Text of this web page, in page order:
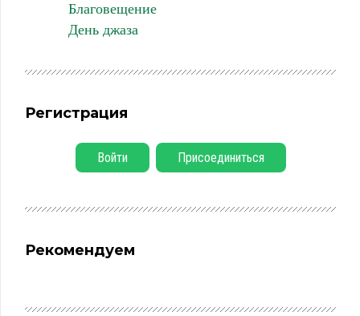
Благовещение
День джаза
Регистрация
Войти Присоединиться
Рекомендуем